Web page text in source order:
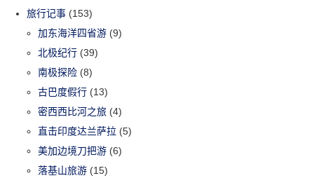
旅行记事 (153)
加东海洋四省游 (9)
北极纪行 (39)
南极探险 (8)
古巴度假行 (13)
密西西比河之旅 (4)
直击印度达兰萨拉 (5)
美加边境刀把游 (6)
落基山旅游 (15)